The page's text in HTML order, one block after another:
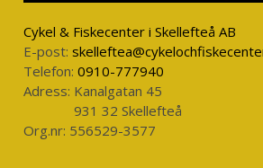
- 5 rostfria kullager
Specifikationer
Antal kullager: 5
Linintag:
38/19 cm
Cykel & Fiskecenter i Skellefteå AB
E-post:
Telefon: 0910-777940
Adress: Kanalgatan 45
931 32 Skellefteå
Org.nr: 556529-3577